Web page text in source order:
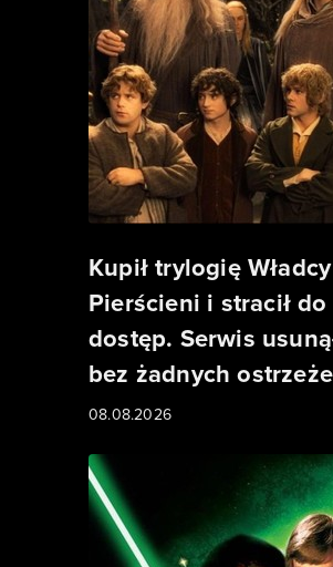
Kupił trylogię Władcy
Pierścieni i stracił
dostęp. Serwis
bez żadnych
08.08.2026